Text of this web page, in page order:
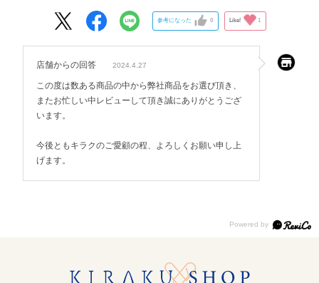
参考になった 0 Like! 1
店舗からの回答 2024.4.27
この度は数ある商品の中から弊社商品をお選び頂き、
またお忙しい中レビューして頂き誠にありがとうござ
います。
今後ともキラクのご愛顧の程、よろしくお願い申し上
げます。